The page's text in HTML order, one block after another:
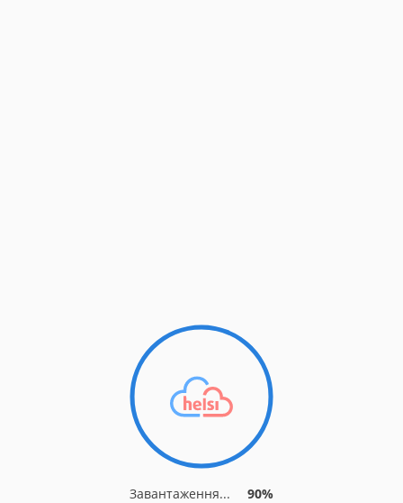
Завантаження... 90%